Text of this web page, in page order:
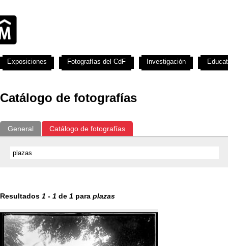
Catálogo de fotografías
General Catálogo de fotografías
Resultados 1 - 1 de 1 para plazas
Exposiciones Fotografías del CdF Investigación